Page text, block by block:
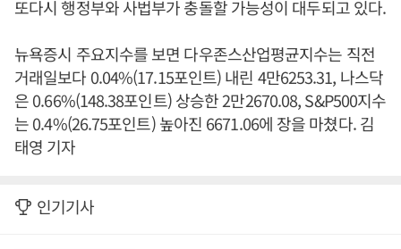
또다시 행정부와 사법부가 충돌할 가능성이 대두되고 있다.
뉴욕증시 주요지수를 보면 다우존스산업평균지수는 직전
거래일보다 0.04%(17.15포인트) 내린 4만6253.31, 나스닥
은 0.66%(148.38포인트) 상승한 2만2670.08, S&P500지수
는 0.4%(26.75포인트) 높아진 6671.06에 장을 마쳤다. 김
태영 기자
인기기사